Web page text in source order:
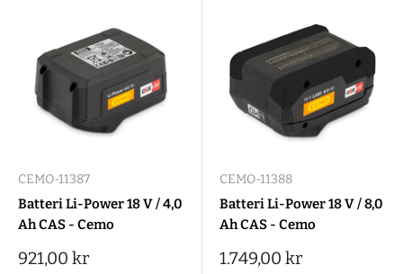
CEMO-11387
Batteri Li-Power 18 V / 4,0
Ah CAS - Cemo
Salgspris
921,00 kr
CEMO-11388
Batteri Li-Power 18 V / 8,0
Ah CAS - Cemo
Salgspris
1.749,00 kr